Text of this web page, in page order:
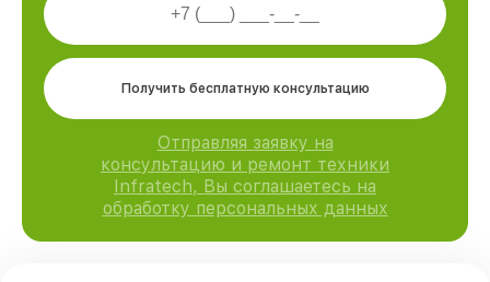
Получить бесплатную консультацию
Отправляя заявку на
консультацию и ремонт техники
Infratech, Вы соглашаетесь на
обработку персональных данных